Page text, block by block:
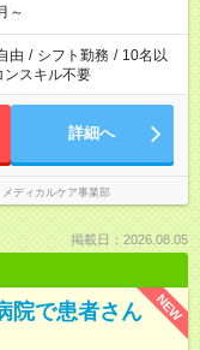
。
～
由 / シフト勤務 / 10名以
ンスキル不要
詳細へ
ディカルケア事業部
掲載日：2026.08.05
NEW
院で患者さん